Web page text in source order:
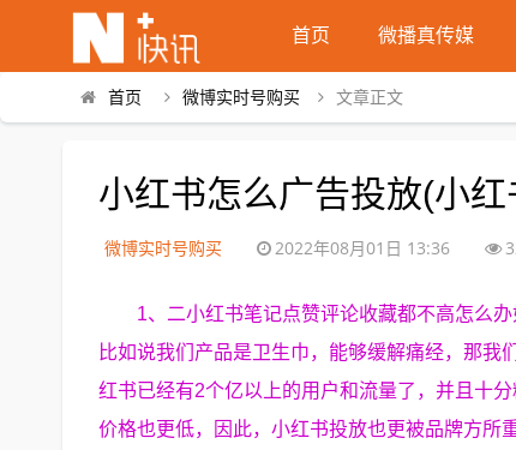
首页 微播真传媒
首页 微博实时号购买 文章正文
小红书怎么广告投放(小
微博实时号购买 2022年08月01日 13:36
1、二小红书笔记点赞评论收藏都不高怎么
比如说我们产品是卫生巾，能够缓解痛经，那
红书已经有2个亿以上的用户和流量了，并且十
价格也更低，因此，小红书投放也更被品牌方所